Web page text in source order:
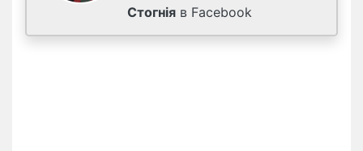
Стогнія в Facebook